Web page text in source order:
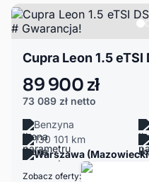
89 900 zł
73 089 zł netto
Benzyna
130 101 km
Warszawa
Zobacz oferty: